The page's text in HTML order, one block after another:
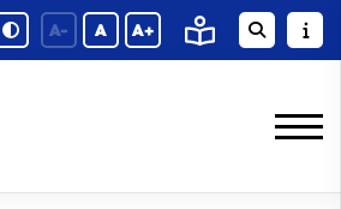
A- A A+